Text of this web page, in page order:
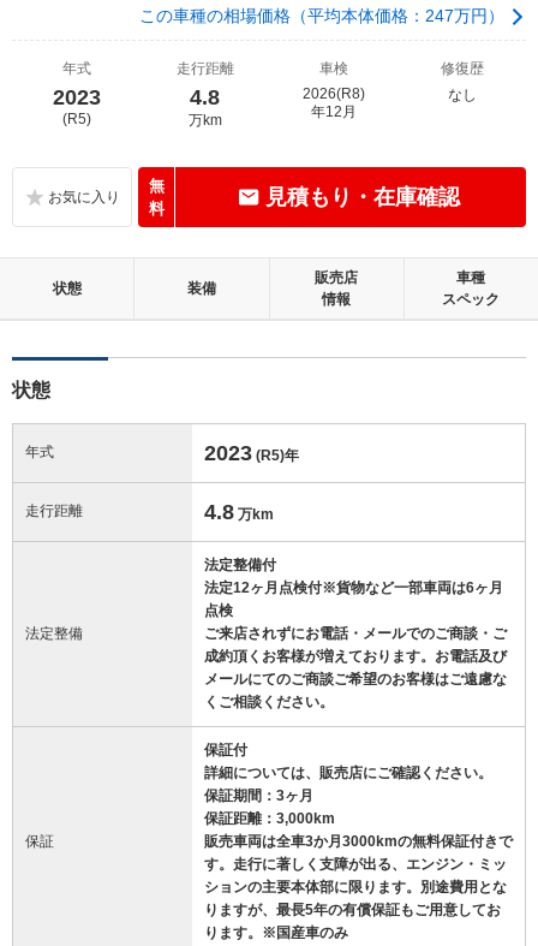
この車種の相場価格（平均本体価格：247万円）
年式
2023
(R5)
走行距離
4.8
万km
車検
2026(R8)
年12月
修復歴
なし
無
料
見積もり・在庫確認
状態 装備
販売店
情報
車種
スペック
状態
年式 2023 (R5)年
走行距離 4.8 万km
法定整備
法定整備付
法定12ヶ月点検付※貨物など一部車両は6ヶ月
点検
ご来店されずにお電話・メールでのご商談・ご
成約頂くお客様が増えております。お電話及び
メールにてのご商談ご希望のお客様はご遠慮な
くご相談ください。
保証
保証付
詳細については、販売店にご確認ください。
保証期間：3ヶ月
保証距離：3,000km
販売車両は全車3か月3000kmの無料保証付きで
す。走行に著しく支障が出る、エンジン・ミッ
ションの主要本体部に限ります。別途費用とな
りますが、最長5年の有償保証もご用意してお
ります。※国産車のみ